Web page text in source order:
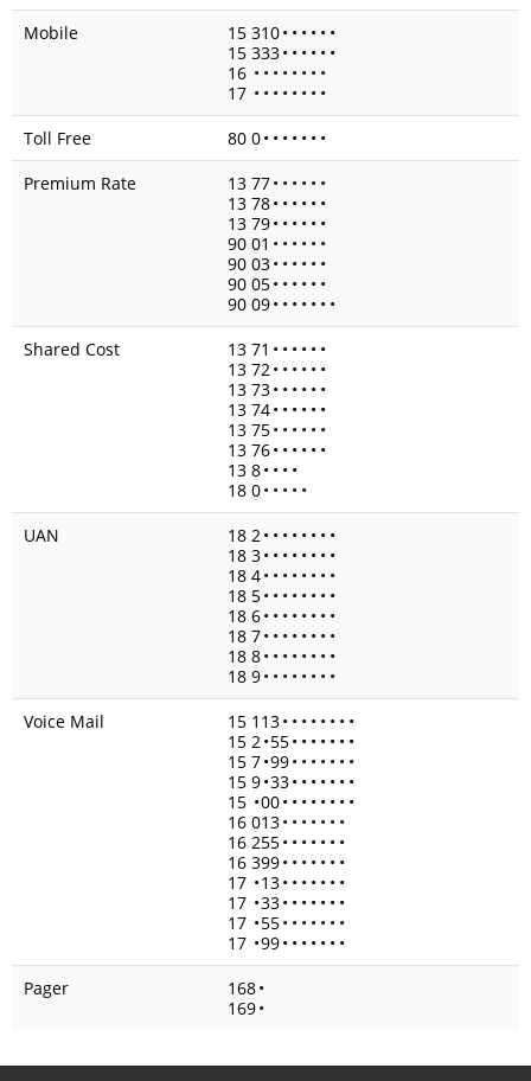
Mobile
15 310• • • • • •
15 333• • • • • •
16 • • • • • • • •
17 • • • • • • • •
Toll Free
80 0• • • • • • •
Premium Rate
13 77• • • • • •
13 78• • • • • •
13 79• • • • • •
90 01 • • • • • •
90 03• • • • • •
90 05• • • • • •
90 09• • • • • • •
Shared Cost
13 71 • • • • • •
13 72• • • • • •
13 73• • • • • •
13 74• • • • • •
13 75• • • • • •
13 76• • • • • •
13 8• • • •
18 0• • • • •
UAN
18 2• • • • • • • •
18 3• • • • • • • •
18 4• • • • • • • •
18 5• • • • • • • •
18 6• • • • • • • •
18 7• • • • • • • •
18 8• • • • • • • •
18 9• • • • • • • •
Voice Mail
15 113• • • • • • • •
15 2•55• • • • • • •
15 7•99• • • • • • •
15 9•33• • • • • • •
15 •00• • • • • • • •
16 013• • • • • • •
16 255• • • • • • •
16 399• • • • • • •
17 •13• • • • • • •
17 •33• • • • • • •
17 •55• • • • • • •
17 •99• • • • • • •
Pager
168•
169•